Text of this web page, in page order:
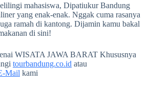
mahasiswa, Dipatiukur Bandung
yang enak-enak. Nggak cuma rasanya
ramah di kantong. Dijamin kamu bakal
di sini!
WISATA JAWA BARAT Khususnya
tourbandung.co.id atau
Mail kami